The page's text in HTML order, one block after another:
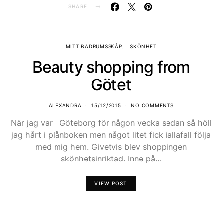
SHARE
MITT BADRUMSSKÅP SKÖNHET
Beauty shopping from
Götet
ALEXANDRA 15/12/2015 NO COMMENTS
När jag var i Göteborg för någon vecka sedan så höll
jag hårt i plånboken men något litet fick iallafall följa
med mig hem. Givetvis blev shoppingen
skönhetsinriktad. Inne på…
VIEW POST